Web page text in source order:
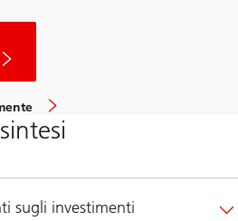
sugli investimenti